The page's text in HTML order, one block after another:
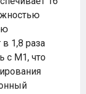
1,8 раза
с M1, что